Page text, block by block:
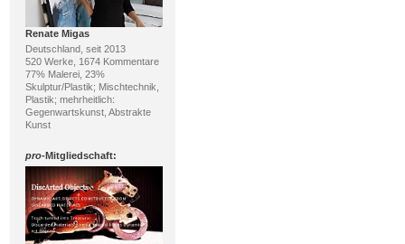
Renate Migas
Deutschland, seit 2013
520 Werke, 1674 Kommentare
77% Malerei, 23%
Skulptur/Plastik; Mischtechnik,
Plastik; mehrheitlich:
Gegenwartskunst, Abstrakte
Kunst
pro-Mitgliedschaft: